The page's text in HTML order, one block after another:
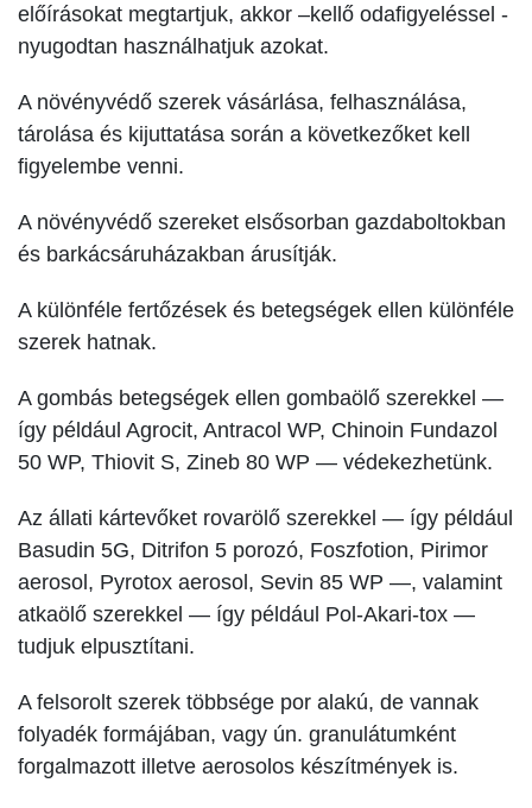
előírásokat meg­tartjuk, akkor –kellő odafigyeléssel -
nyugodtan használhatjuk azokat.
A növényvédő szerek vásárlása, felhasználása,
tárolása és kijuttatása során a következőket kell
figyelembe venni.
A növényvédő szereket elsősorban gazdaboltokban
és barkácsáruházakban árusítják.
A különféle fertőzések és betegségek ellen különféle
szerek hatnak.
A gombás betegségek ellen gombaölő szerekkel —
így például Agrocit, Antracol WP, Chinoin Fundazol
50 WP, Thiovit S, Zineb 80 WP — védekezhetünk.
Az állati kár­tevőket rovarölő szerekkel — így például
Basudin 5G, Ditrifon 5 porozó, Foszfotion, Pirimor
aerosol, Pyrotox aerosol, Sevin 85 WP —, valamint
atkaölő szerekkel — így például Pol-Akari-tox —
tudjuk elpusztítani.
A felsorolt szerek többsége por alakú, de vannak
folyadék formájában, vagy ún. granulátumként
forgalmazott illetve aerosolos készítmények is.